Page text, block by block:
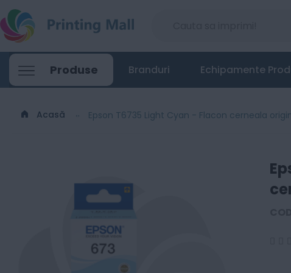
Produse Branduri Echipamente
Acasă Epson T6735 Light Cyan - Flacon cerneala
Epson T6735 Light Cyan - Flacon cerneala
4991 Lei